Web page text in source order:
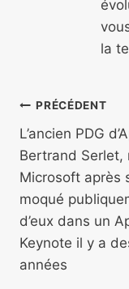
la
de
l’article
PRÉCÉDENT
L’ancien PDG
Bertrand Serlet,
Microsoft après
moqué
d’eux dans un
Keynote il y a
années